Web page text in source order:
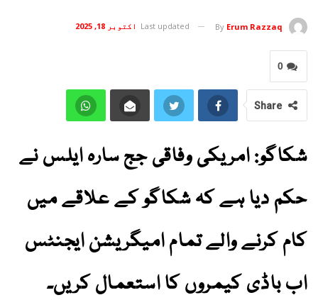
By Erum Razzaq
Last updated اکتوبر 18, 2025
0
Share
شکاگو: امریکی وفاقی جج سارہ ایلس نے
حکم دیا ہے کہ شکاگو کے علاقے میں
کام کرنے والے تمام امیگریشن ایجنٹس
اب باڈی کیمروں کا استعمال کریں۔